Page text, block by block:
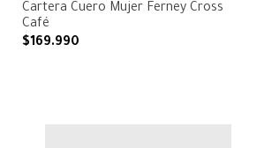
Cartera Cuero Mujer Ferney Cross
Café
$169.990